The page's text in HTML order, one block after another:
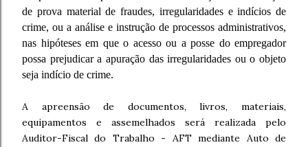
de prova material de fraudes, irregularidades e indícios de
crime, ou a análise e instrução de processos administrativos,
nas hipóteses em que o acesso ou a posse do empregador
possa prejudicar a apuração das irregularidades ou o objeto
seja indício de crime.
A apreensão de documentos, livros, materiais,
equipamentos e assemelhados será realizada pelo
Auditor-Fiscal do Trabalho - AFT mediante Auto de